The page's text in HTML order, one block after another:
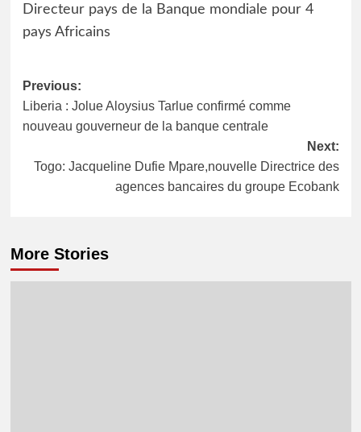
Directeur pays de la Banque mondiale pour 4
pays Africains
Post
navigation
Previous:
Liberia : Jolue Aloysius Tarlue confirmé comme
nouveau gouverneur de la banque centrale
Next:
Togo: Jacqueline Dufie Mpare,nouvelle Directrice des
agences bancaires du groupe Ecobank
More Stories